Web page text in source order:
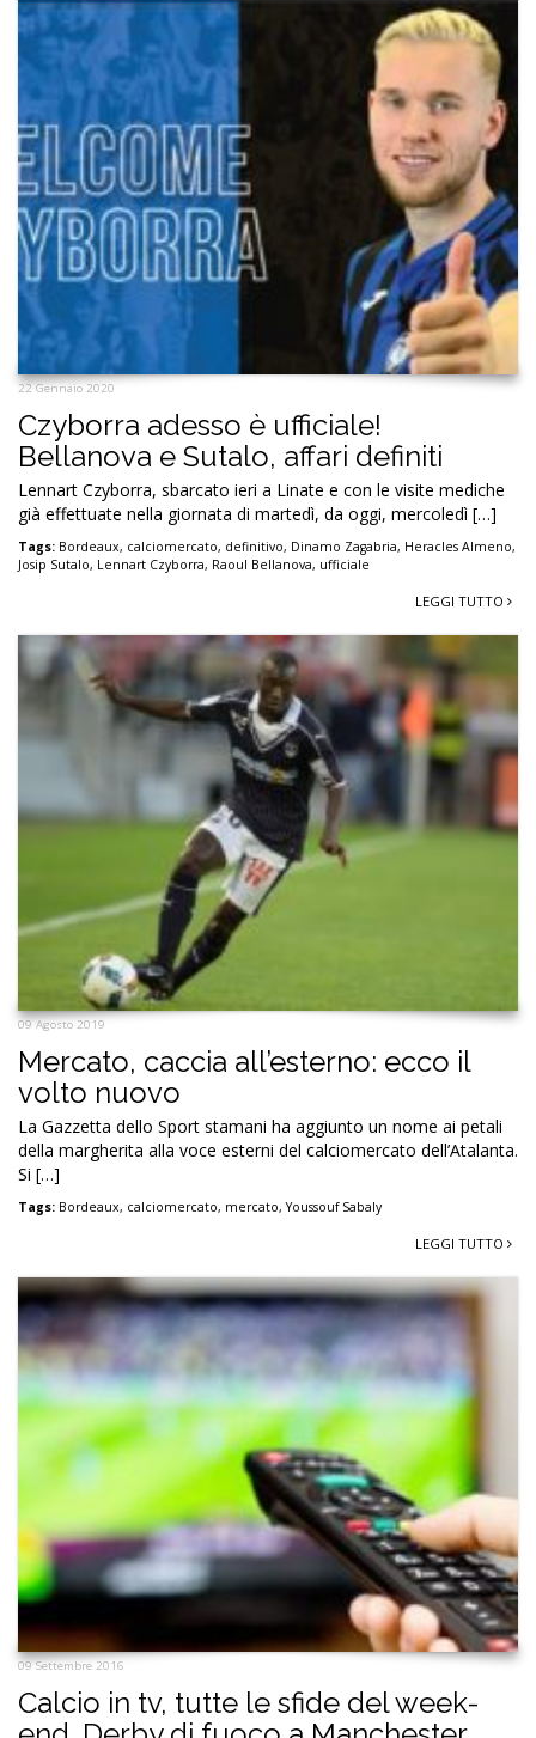
22 Gennaio 2020
Czyborra adesso è ufficiale!
Bellanova e Sutalo, affari definiti
Lennart Czyborra, sbarcato ieri a Linate e con le visite mediche
già effettuate nella giornata di martedì, da oggi, mercoledì […]
Tags: Bordeaux, calciomercato, definitivo, Dinamo Zagabria, Heracles Almeno,
Josip Sutalo, Lennart Czyborra, Raoul Bellanova, ufficiale
LEGGI TUTTO
09 Agosto 2019
Mercato, caccia all’esterno: ecco il
volto nuovo
La Gazzetta dello Sport stamani ha aggiunto un nome ai petali
della margherita alla voce esterni del calciomercato dell’Atalanta.
Si […]
Tags: Bordeaux, calciomercato, mercato,Youssouf Sabaly
LEGGI TUTTO
09 Settembre 2016
Calcio in tv, tutte le sfide del week-